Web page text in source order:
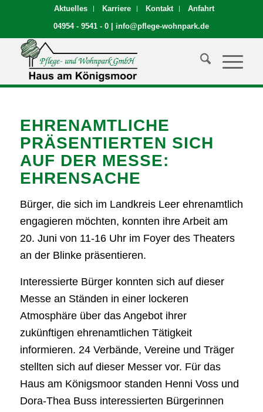
Aktuelles Karriere Kontakt
Anfahrt
04954 - 9541 - 0
info@pflege-wohnpark.de
EHRENAMTLICHE
PRÄSENTIERTEN SICH
AUF DER MESSE:
EHRENSACHE
Bürger, die sich im Landkreis Leer ehrenamtlich
engagieren möchten, konnten ihre Arbeit am
20. Juni von 11-16 Uhr im Foyer des Theaters
an der Blinke präsentieren.
Interessierte Bürger konnten sich auf dieser
Messe an Ständen in einer lockeren
Atmosphäre über das Angebot ihrer
zukünftigen ehrenamtlichen Tätigkeit
informieren. 24 Verbände, Vereine und Träger
stellten sich auf dieser Messer vor. Für das
Haus am Königsmoor standen Henni Voss und
Dora-Thea Buss interessierten Bürgerinnen